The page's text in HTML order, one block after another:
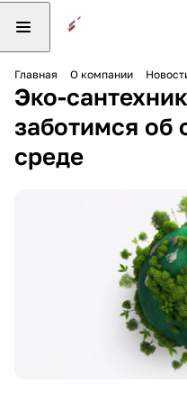
Главная О компании
Эко-
заботимся
среде